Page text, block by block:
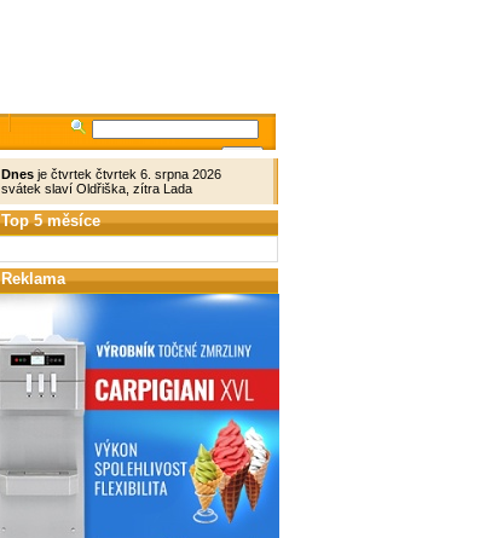
Dnesje čtvrtek čtvrtek 6. srpna 2026
svátek slaví Oldřiška, zítra Lada
Top 5 měsíce
Reklama